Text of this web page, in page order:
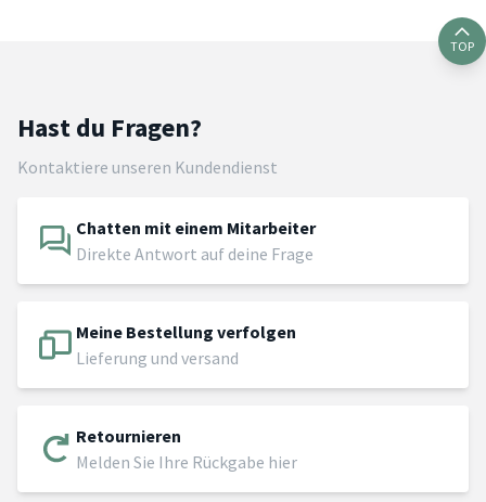
TOP
Hast du Fragen?
Kontaktiere unseren Kundendienst
Chatten mit einem Mitarbeiter
Direkte Antwort auf deine Frage
Meine Bestellung verfolgen
Lieferung und versand
Retournieren
Melden Sie Ihre Rückgabe hier